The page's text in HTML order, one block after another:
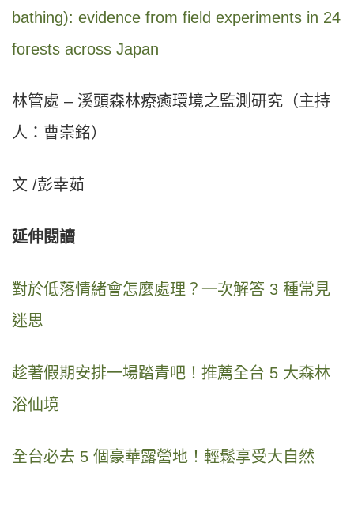
bathing): evidence from field experiments in 24
forests across Japan
林管處 – 溪頭森林療癒環境之監測研究（主持
人：曹崇銘）
文 /彭幸茹
延伸閱讀
對於低落情緒會怎麼處理？一次解答 3 種常見
迷思
趁著假期安排一場踏青吧！推薦全台 5 大森林
浴仙境
全台必去 5 個豪華露營地！輕鬆享受大自然